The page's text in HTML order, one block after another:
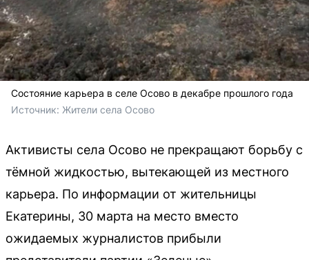
Состояние карьера в селе Осово в декабре прошлого года
Источник: Жители села Осово
Активисты села Осово не прекращают борьбу с
тёмной жидкостью, вытекающей из местного
карьера. По информации от жительницы
Екатерины, 30 марта на место вместо
ожидаемых журналистов прибыли